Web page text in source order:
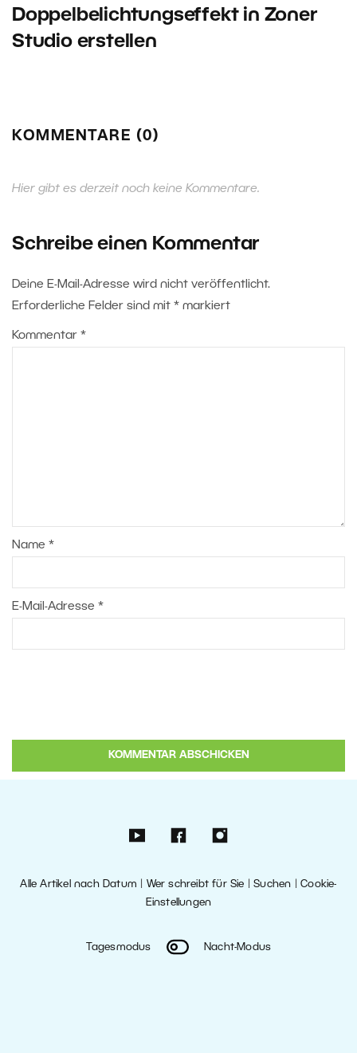
Doppelbelichtungseffekt in Zoner
Studio erstellen
KOMMENTARE (0)
Hier gibt es derzeit noch keine Kommentare.
Schreibe einen Kommentar
Deine E-Mail-Adresse wird nicht veröffentlicht.
Erforderliche Felder sind mit * markiert
Kommentar *
Name *
E-Mail-Adresse *
Alle Artikel nach Datum Wer schreibt für Sie |Suchen |Cookie-
Einstellungen
Tagesmodus Nacht-Modus